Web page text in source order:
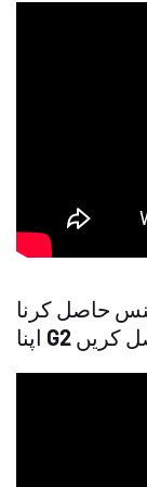
حاصل کرنا (قسط 3: